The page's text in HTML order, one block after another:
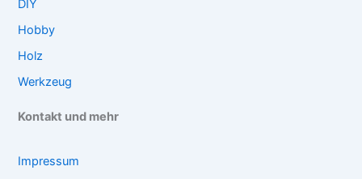
DIY
Hobby
Holz
Werkzeug
Kontakt und mehr
Impressum